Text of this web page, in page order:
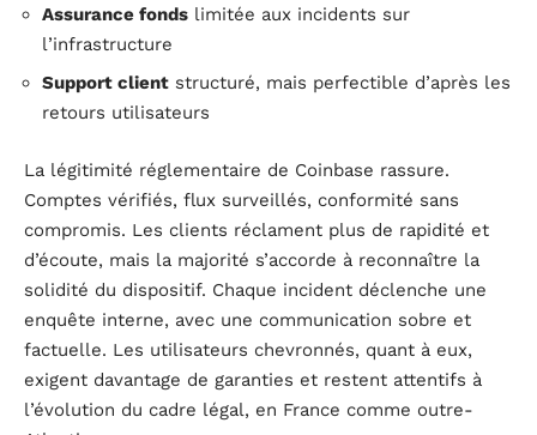
Assurance fonds limitée aux incidents sur
l’infrastructure
Support client structuré, mais perfectible d’après les
retours utilisateurs
La légitimité réglementaire de Coinbase rassure.
Comptes vérifiés, flux surveillés, conformité sans
compromis. Les clients réclament plus de rapidité et
d’écoute, mais la majorité s’accorde à reconnaître la
solidité du dispositif. Chaque incident déclenche une
enquête interne, avec une communication sobre et
factuelle. Les utilisateurs chevronnés, quant à eux,
exigent davantage de garanties et restent attentifs à
l’évolution du cadre légal, en France comme outre-